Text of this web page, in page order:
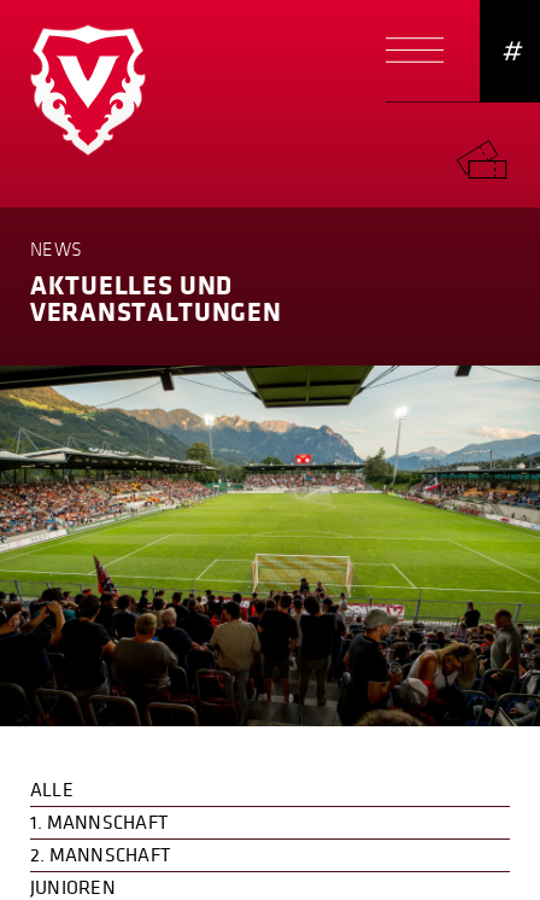
#
NEWS
AKTUELLES UND
VERANSTAL­TUNGEN
ALLE
1. MANNSCHAFT
2. MANNSCHAFT
JUNIOREN